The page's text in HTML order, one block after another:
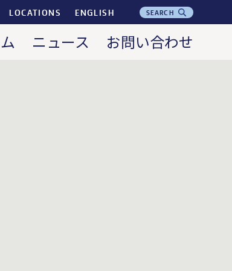
LOCATIONS ENGLISH SEARCH
ニュース お問い合わせ